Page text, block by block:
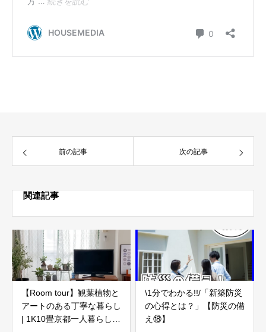
前の記事 次の記事
関連記事
【Room tour】観葉植物と
アートのある丁寧な暮らし
| 1K10畳京都一人暮らし女
\1分でわかる!!/「新築防災
の心得とは？」【防災の備
え⑱】